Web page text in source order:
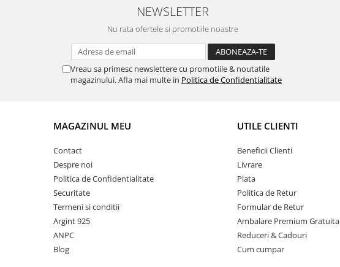
NEWSLETTER
Nu rata ofertele si promotiile noastre
Vreau sa primesc newslettere cu promotiile & noutatile
magazinului. Afla mai multe in Politica de Confidentialitate
MAGAZINUL MEU
Contact
Despre noi
Politica de Confidentialitate
Securitate
Termeni si conditii
Argint 925
ANPC
Blog
UTILE CLIENTI
Beneficii Clienti
Livrare
Plata
Politica de Retur
Formular de Retur
Ambalare Premium Gratuita
Reduceri & Cadouri
Cum cumpar